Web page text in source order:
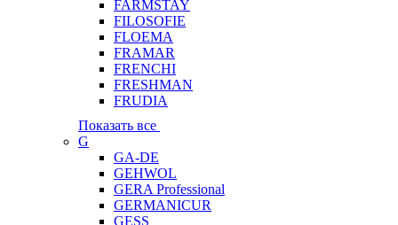
FARMSTAY
FILOSOFIE
FLOEMA
FRAMAR
FRENCHI
FRESHMAN
FRUDIA
Показать все
G
GA-DE
GEHWOL
GERA Professional
GERMANICUR
GESS